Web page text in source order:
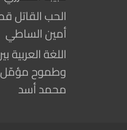
الحب القاتل
أمين الساطي
اللغة
وطموح مؤمّل
محمد أسد